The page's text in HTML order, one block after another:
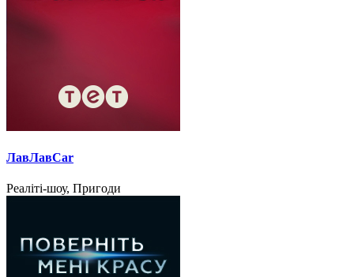
ЛавЛавCar
Реаліті-шоу, Пригоди